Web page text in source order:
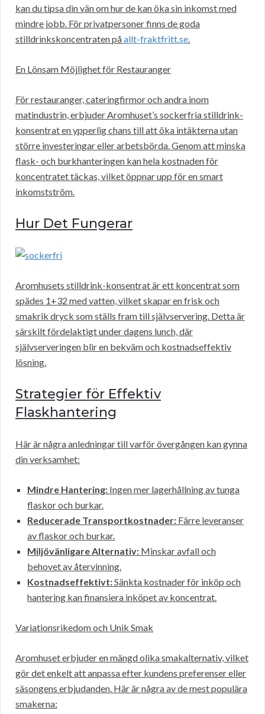
kan du tipsa din vän om hur de kan öka sin inkomst med
mindre jobb. För privatpersoner finns de goda
stilldrinkskoncentraten påallt-fraktfritt.se.
En Lönsam Möjlighet för Restauranger
För restauranger, cateringfirmor och andra inom
matindustrin, erbjuder Aromhuset’s sockerfria stilldrink-
konsentrat en ypperlig chans till att öka intäkterna utan
större investeringar eller arbetsbörda. Genom att minska
flask- och burkhanteringen kan hela kostnaden för
koncentratet täckas, vilket öppnar upp för en smart
inkomstström.
Hur Det Fungerar
Aromhusets stilldrink-konsentrat är ett koncentrat som
spädes 1+32 med vatten, vilket skapar en frisk och
smakrik dryck som ställs fram till självservering. Detta är
särskilt fördelaktigt under dagens lunch, där
självserveringen blir en bekväm och kostnadseffektiv
lösning.
Strategier för Effektiv
Flaskhantering
Här är några anledningar till varför övergången kan gynna
din verksamhet:
Mindre Hantering: Ingen mer lagerhållning av tunga
flaskor och burkar.
Reducerade Transportkostnader: Färre leveranser
av flaskor och burkar.
Miljövänligare Alternativ: Minskar avfall och
behovet av återvinning.
Kostnadseffektivt:Sänkta kostnader för inköp och
hantering kan finansiera inköpet av koncentrat.
Variationsrikedom och Unik Smak
Aromhuset erbjuder en mängd olika smakalternativ, vilket
gör det enkelt att anpassa efter kundens preferenser eller
säsongens erbjudanden. Här är några av de mest populära
smakerna: